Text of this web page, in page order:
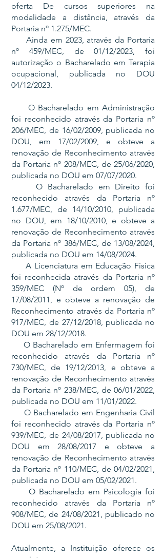
oferta De cursos superiores na
modalidade a distância, através da
Portaria nº 1.275/MEC.
Ainda em 2023, através da Portaria
nº 459/MEC, de 01/12/2023, foi
autorização o Bacharelado em Terapia
ocupacional, publicada no DOU
04/12/2023.
O Bacharelado em Administração
foi reconhecido através da Portaria nº
206/MEC, de 16/02/2009, publicada no
DOU, em 17/02/2009, e obteve a
renovação de Reconhecimento através
da Portaria nº 208/MEC, de 25/06/2020,
publicada no DOU em 07/07/2020.
O Bacharelado em Direito foi
reconhecido através da Portaria nº
1.677/MEC, de 14/10/2010, publicada
no DOU, em 18/10/2010, e obteve a
renovação de Reconhecimento através
da Portaria nº 386/MEC, de 13/08/2024,
publicada no DOU em 14/08/2024.
A Licenciatura em Educação Física
foi reconhecida através da Portaria nº
359/MEC (Nº de ordem 05), de
17/08/2011, e obteve a renovação de
Reconhecimento através da Portaria nº
917/MEC, de 27/12/2018, publicada no
DOU em 28/12/2018.
O Bacharelado em Enfermagem foi
reconhecido através da Portaria nº
730/MEC, de 19/12/2013, e obteve a
renovação de Reconhecimento através
da Portaria nº 238/MEC, de 06/01/2022,
publicada no DOU em 11/01/2022.
O Bacharelado em Engenharia Civil
foi reconhecido através da Portaria nº
939/MEC, de 24/08/2017, publicada no
DOU em 28/08/2017 e obteve a
renovação de Reconhecimento através
da Portaria nº 110/MEC, de 04/02/2021,
publicada no DOU em 05/02/2021.
O Bacharelado em Psicologia foi
reconhecido através da Portaria nº
908/MEC, de 24/08/2021, publicado no
DOU em 25/08/2021.
Atualmente, a Instituição oferece os